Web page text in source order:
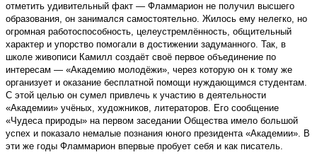
отметить удивительный факт — Фламмарион не получил высшего
образования, он занимался самостоятельно. Жилось ему нелегко, но
огромная работоспособность, целеустремлённость, общительный
характер и упорство помогали в достижении задуманного. Так, в
школе живописи Камилл создаёт своё первое объединение по
интересам — «Академию молодёжи», через которую он к тому же
организует и оказание бесплатной помощи нуждающимся студентам.
С этой целью он сумел привлечь к участию в деятельности
«Академии» учёных, художников, литераторов. Его сообщение
«Чудеса природы» на первом заседании Общества имело большой
успех и показало немалые познания юного президента «Академии». В
эти же годы Фламмарион впервые пробует себя и как писатель.